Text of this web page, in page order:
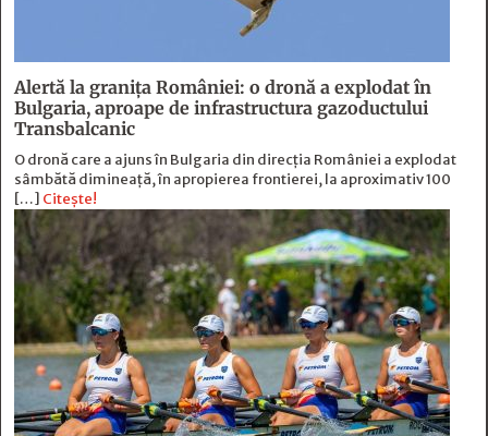
Alertă la granița României: o dronă a explodat în
Bulgaria, aproape de infrastructura gazoductului
Transbalcanic
O dronă care a ajuns în Bulgaria din direcția României a explodat
sâmbătă dimineață, în apropierea frontierei, la aproximativ 100
[…] Citește!